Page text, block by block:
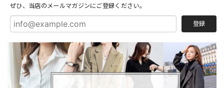
ぜひ、当店のメールマガジンにご登録ください。
登録